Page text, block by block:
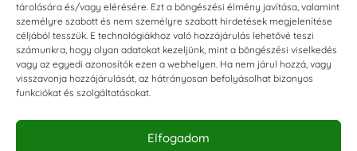
tárolására és/vagy elérésére. Ezt a böngészési élmény javítása, valamint
személyre szabott és nem személyre szabott hirdetések megjelenítése
céljából tesszük. E technológiákhoz való hozzájárulás lehetővé teszi
számunkra, hogy olyan adatokat kezeljünk, mint a böngészési viselkedés
vagy az egyedi azonosítók ezen a webhelyen. Ha nem járul hozzá, vagy
visszavonja hozzájárulását, az hátrányosan befolyásolhat bizonyos
funkciókat és szolgáltatásokat.
Elfogadom
KAPCSOLAT
E-mail:shop@torokszilvi.com
Telefon: +36 30 6767872